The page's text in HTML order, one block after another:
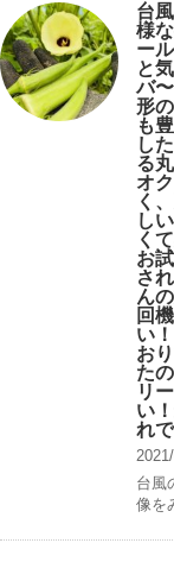
台
様
ー
と
バ
形
も
し
る
オ
く
し
く
お
さ
ん
回
い
お
た
リ
い
れ
台風
像を